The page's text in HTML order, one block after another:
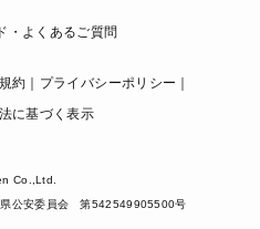
・よくあるご質問
約
プライバシーポリシー
に基づく表示
Co.,Ltd.
県公安委員会 第542549905500号